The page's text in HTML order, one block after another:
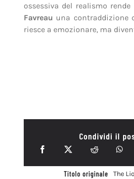
ossessiva del realismo
Favreau una contraddizione
riesce a emozionare, ma
Condividi il
Titolo originale
The